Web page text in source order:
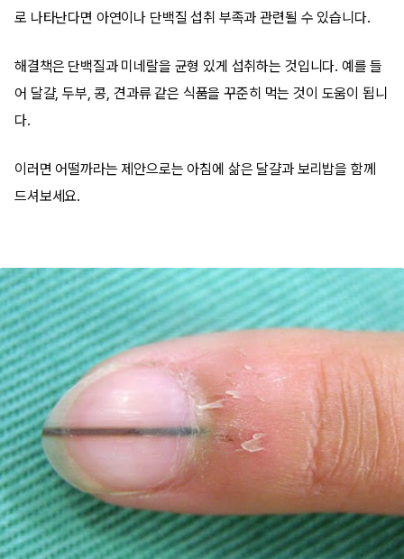
로 나타난다면 아연이나 단백질 섭취 부족과 관련될 수 있습니다.
해결책은 단백질과 미네랄을 균형 있게 섭취하는 것입니다. 예를 들
어 달걀, 두부, 콩, 견과류 같은 식품을 꾸준히 먹는 것이 도움이 됩니
다.
이러면 어떨까라는 제안으로는 아침에 삶은 달걀과 보리밥을 함께
드셔보세요.